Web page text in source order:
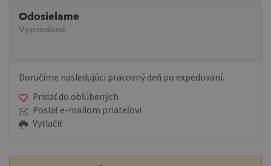
Odosielame
Vypredané
Doručíme nasledujúci pracovný deň po expedovaní.
Pridať do obľúbených
Poslať e-mailom priateľovi
Vytlačiť